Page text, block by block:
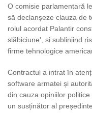
O comisie parlamentară
să declanșeze clauza de
rolul acordat Palantir
slăbiciune', și subliniind
firme tehnologice
Contractul a intrat în
software armatei și
din cauza opiniilor
un susținător al